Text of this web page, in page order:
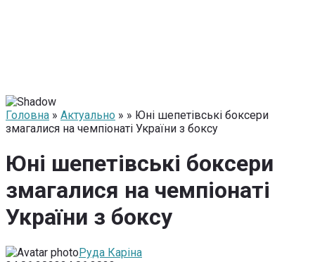
Головна » Актуально » » Юні шепетівські боксери
змагалися на чемпіонаті України з боксу
Юні шепетівські боксери
змагалися на чемпіонаті
України з боксу
Руда Каріна